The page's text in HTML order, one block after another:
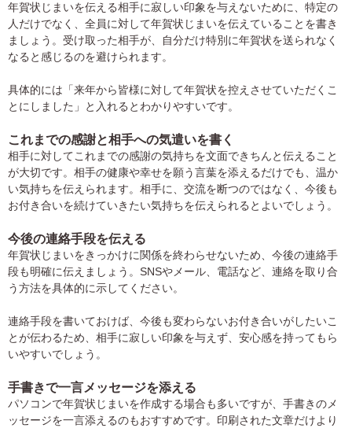
年賀状じまいを伝える相手に寂しい印象を与えないために、特定の
人だけでなく、全員に対して年賀状じまいを伝えていることを書き
ましょう。受け取った相手が、自分だけ特別に年賀状を送られなく
なると感じるのを避けられます。
具体的には「来年から皆様に対して年賀状を控えさせていただくこ
とにしました」と入れるとわかりやすいです。
これまでの感謝と相手への気遣いを書く
相手に対してこれまでの感謝の気持ちを文面できちんと伝えること
が大切です。相手の健康や幸せを願う言葉を添えるだけでも、温か
い気持ちを伝えられます。相手に、交流を断つのではなく、今後も
お付き合いを続けていきたい気持ちを伝えられるとよいでしょう。
今後の連絡手段を伝える
年賀状じまいをきっかけに関係を終わらせないため、今後の連絡手
段も明確に伝えましょう。SNSやメール、電話など、連絡を取り合
う方法を具体的に示してください。
連絡手段を書いておけば、今後も変わらないお付き合いがしたいこ
とが伝わるため、相手に寂しい印象を与えず、安心感を持ってもら
いやすいでしょう。
手書きで一言メッセージを添える
パソコンで年賀状じまいを作成する場合も多いですが、手書きのメ
ッセージを一言添えるのもおすすめです。印刷された文章だけより